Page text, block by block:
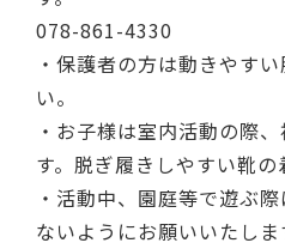
078-861-4330
・保護者の方は動きやす
い。
・お子様は室内活動の際
す。脱ぎ履きしやすい靴の
・活動中、園庭等で遊ぶ
ないようにお願いいたしま